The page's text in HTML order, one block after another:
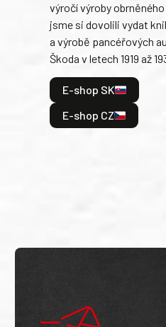
výročí výroby
jsme si dovolili vydat
a výrobě pancéřových
Škoda v letech 1919 až
E-shop SK
E-shop CZ